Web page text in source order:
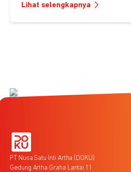
Lihat selengkapnya
PT Nusa Satu Inti Artha (DOKU)
Gedung Artha Graha Lantai 11